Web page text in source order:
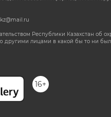
Республики Казахстан об
другими лицами в какой бы то ни
16+